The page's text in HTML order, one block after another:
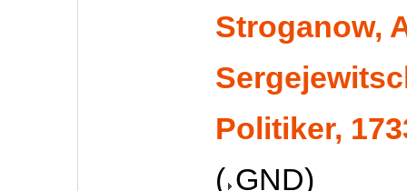
Stroganow,
Politiker,
( GND)